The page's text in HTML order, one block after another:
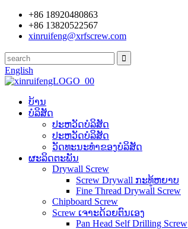
+86 18920480863
+86 13820522567
xinruifeng@xrfscrew.com
English
ບ້ານ
ບໍລິສັດ
ປະ​ຫວັດ​ບໍ​ລິ​ສັດ
ປະຫວັດບໍລິສັດ
ວັດທະນະທໍາຂອງບໍລິສັດ
ຜະລິດຕະພັນ
Drywall Screw
Screw Drywall ກະທູ້ຫຍາບ
Fine Thread Drywall Screw
Chipboard Screw
Screw ເຈາະດ້ວຍຕົນເອງ
Pan Head Self Drilling Screw